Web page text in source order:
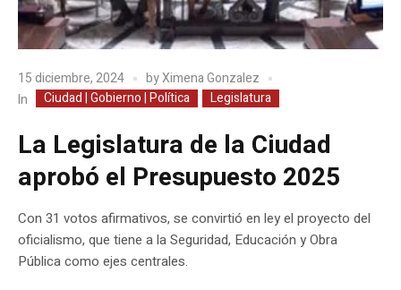
15 diciembre, 2024 byXimena Gonzalez
In
Ciudad | Gobierno | Política Legislatura
La Legislatura de la Ciudad
aprobó el Presupuesto 2025
Con 31 votos afirmativos, se convirtió en ley el proyecto del
oficialismo, que tiene a la Seguridad, Educación y Obra
Pública como ejes centrales.